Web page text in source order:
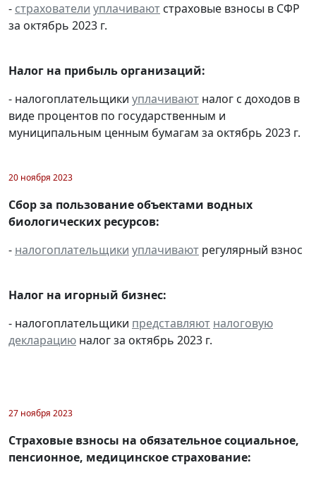
- страхователи уплачивают страховые взносы в СФР
за октябрь 2023 г.
Налог на прибыль организаций:
- налогоплательщики уплачивают налог с доходов в
виде процентов по государственным и
муниципальным ценным бумагам за октябрь 2023 г.
20 ноября 2023
Сбор за пользование объектами водных
биологических ресурсов:
- налогоплательщики уплачивают регулярный взнос
Налог на игорный бизнес:
- налогоплательщики представляют налоговую
декларацию налог за октябрь 2023 г.
27 ноября 2023
Страховые взносы на обязательное социальное,
пенсионное, медицинское страхование: